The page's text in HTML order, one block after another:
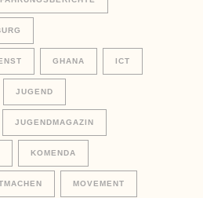
GHANA ICT
JUGEND
JUGENDMAGAZIN
KOMENDA
MOVEMENT